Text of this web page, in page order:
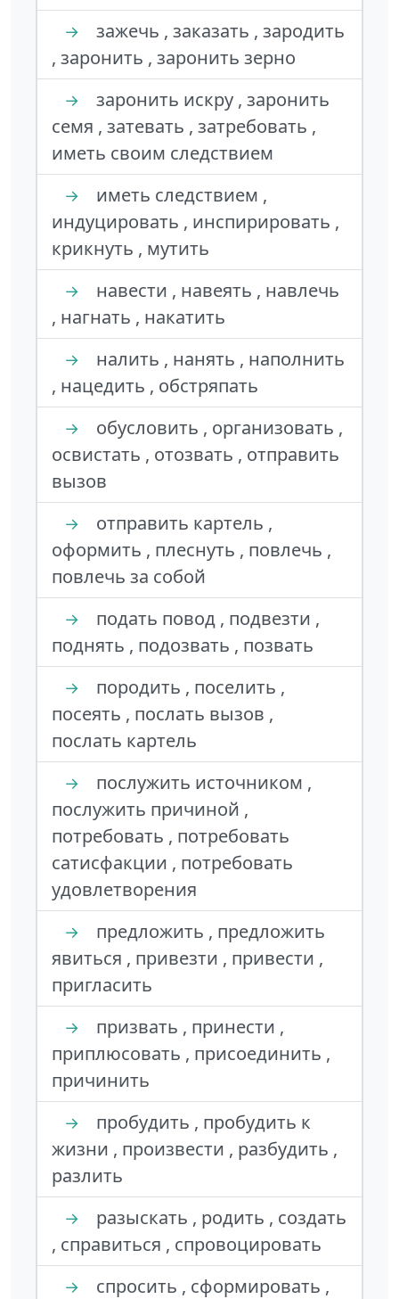
→
зажечь , заказать , зародить
, заронить , заронить зерно
→
заронить искру , заронить
семя , затевать , затребовать ,
иметь своим следствием
→
иметь следствием ,
индуцировать , инспирировать ,
крикнуть , мутить
→
навести , навеять , навлечь
, нагнать , накатить
→
налить , нанять , наполнить
, нацедить , обстряпать
→
обусловить , организовать ,
освистать , отозвать , отправить
вызов
→
отправить картель ,
оформить , плеснуть , повлечь ,
повлечь за собой
→
подать повод , подвезти ,
поднять , подозвать , позвать
→
породить , поселить ,
посеять , послать вызов ,
послать картель
→
послужить источником ,
послужить причиной ,
потребовать , потребовать
сатисфакции , потребовать
удовлетворения
→
предложить , предложить
явиться , привезти , привести ,
пригласить
→
призвать , принести ,
приплюсовать , присоединить ,
причинить
→
пробудить , пробудить к
жизни , произвести , разбудить ,
разлить
→
разыскать , родить , создать
, справиться , спровоцировать
→
спросить , сформировать ,